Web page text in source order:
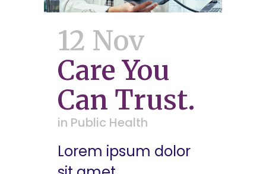
12 Nov
Care You
Can Trust.
in Public Health
Lorem ipsum dolor